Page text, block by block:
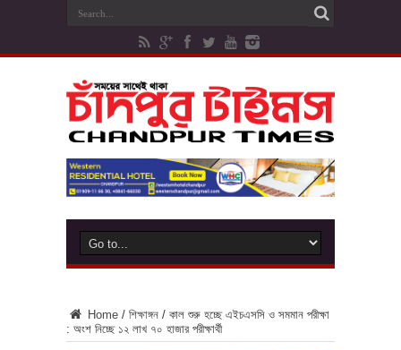
Home / শিক্ষাঙ্গন / কাল শুরু হচ্ছে এইচএসসি ও সমমান পরীক্ষা
: অংশ নিচ্ছে ১২ লাখ ৭০ হাজার পরীক্ষার্থী